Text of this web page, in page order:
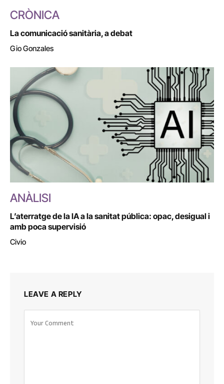
CRÒNICA
La comunicació sanitària, a debat
Gio Gonzales
ANÀLISI
L’aterratge de la IA a la sanitat pública: opac, desigual i
amb poca supervisió
Civio
LEAVE A REPLY